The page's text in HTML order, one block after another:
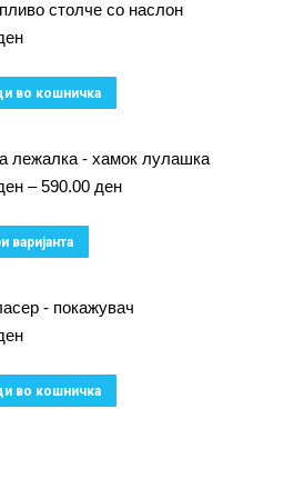
The
may
be
chosen
on
product
столче со наслон
во кошничка
лежалка - хамок лулашка
– 590.00 денPrice
варијанта
has
The
- покажувач
во кошничка